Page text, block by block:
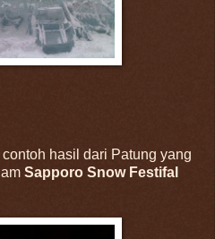
hasil dari Patung yang
Sapporo Snow Festifal